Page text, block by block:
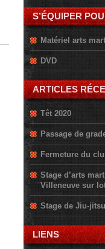
S’ÉQUIPER
Matériel arts
DVD
ARTICLES
Têt 2020
Passage de
Fermeture du
Stage d’arts
Villeneuve sur
Stage de Jiu-
LIENS